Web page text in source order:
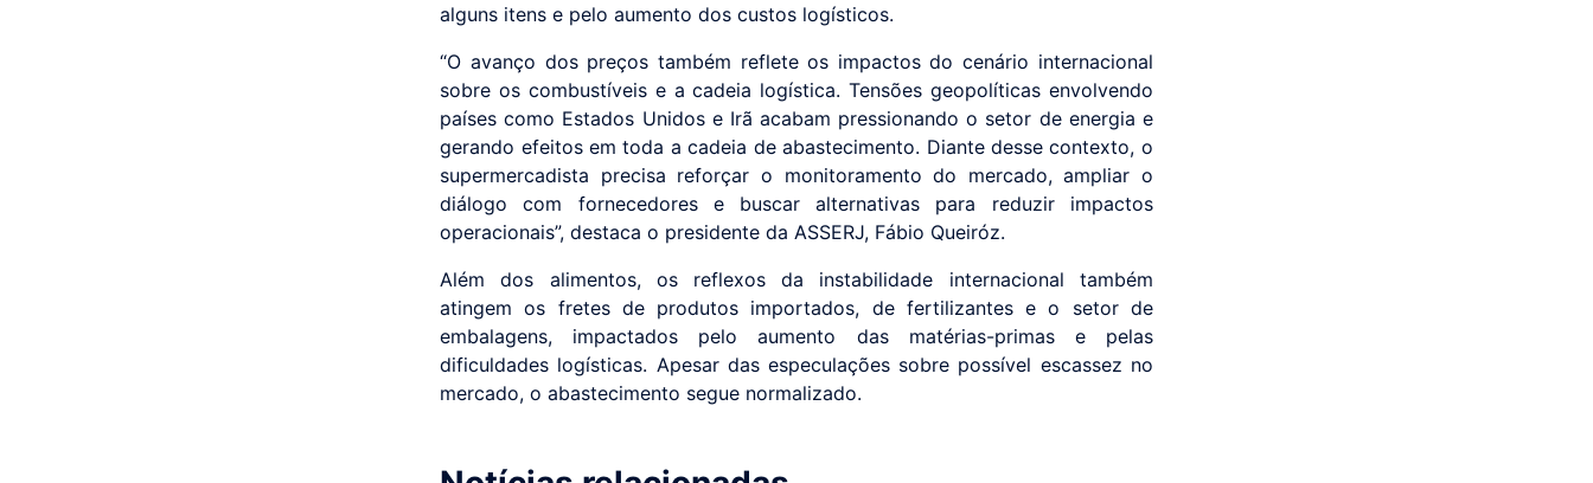
alguns itens e pelo aumento dos custos logísticos.
“O avanço dos preços também reflete os impactos do cenário internacional
sobre os combustíveis e a cadeia logística. Tensões geopolíticas envolvendo
países como Estados Unidos e Irã acabam pressionando o setor de energia e
gerando efeitos em toda a cadeia de abastecimento. Diante desse contexto, o
supermercadista precisa reforçar o monitoramento do mercado, ampliar o
diálogo com fornecedores e buscar alternativas para reduzir impactos
operacionais”, destaca o presidente da ASSERJ, Fábio Queiróz.
Além dos alimentos, os reflexos da instabilidade internacional também
atingem os fretes de produtos importados, de fertilizantes e o setor de
embalagens, impactados pelo aumento das matérias-primas e pelas
dificuldades logísticas. Apesar das especulações sobre possível escassez no
mercado, o abastecimento segue normalizado.